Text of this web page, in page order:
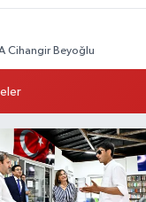
Cihangir Beyoğlu